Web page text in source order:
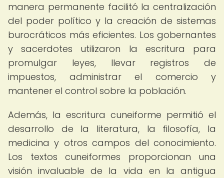
manera permanente facilitó la centralización
del poder político y la creación de sistemas
burocráticos más eficientes. Los gobernantes
y sacerdotes utilizaron la escritura para
promulgar leyes, llevar registros de
impuestos, administrar el comercio y
mantener el control sobre la población.
Además, la escritura cuneiforme permitió el
desarrollo de la literatura, la filosofía, la
medicina y otros campos del conocimiento.
Los textos cuneiformes proporcionan una
visión invaluable de la vida en la antigua